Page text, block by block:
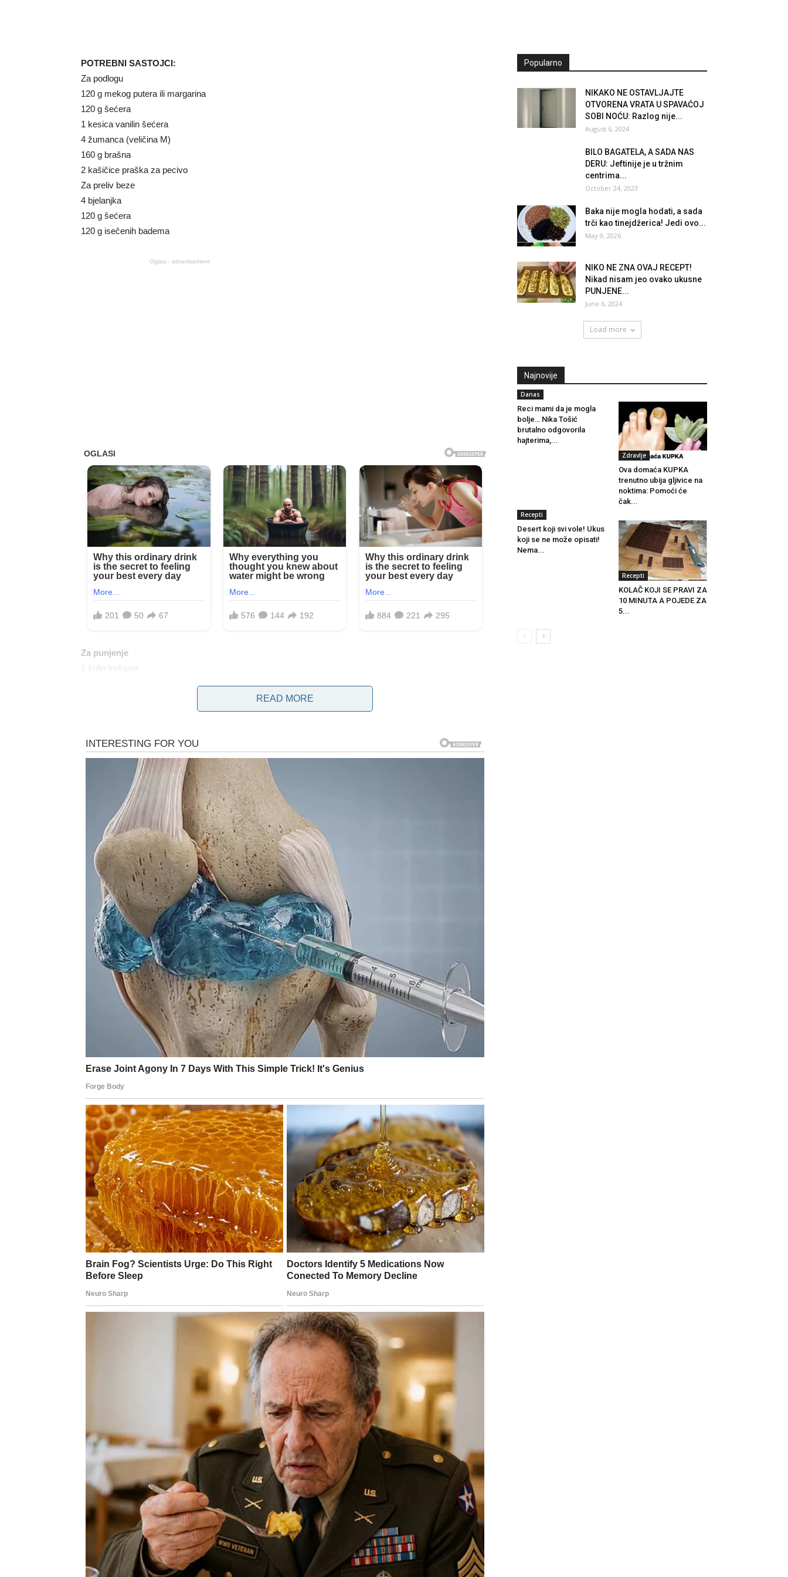
POTREBNI SASTOJCI:
Za podlogu
120 g mekog putera ili margarina
120 g šećera
1 kesica vanilin šećera
4 žumanca (veličina M)
160 g brašna
2 kašičice praška za pecivo
Za preliv beze
4 bjelanjka
120 g šećera
120 g isečenih badema
Oglasi - advertisement
Za punjenje
1 šolja trešanja
2 vrećice Dr. Oetker Paradise krema od vanilije
2 šolje kreme
2 kesice vanilin šećera
2 kesice kreme za učvršćivanje
NAČIN PRIPREME:
Prvo ocijedite višnje
Priprema mješovite matrice
Prvo umutite meki puter ili margarin sa šećerom dok ne postane pjenasto.
Zatim razdvojite jaja i stavite žumanca u manju činiju, a dva bjelanjka u dvije male činije
Sada postepeno dodajte žumanca u mešavinu putera i šećera.
Zatim umiješajte brašno sa praškom za pecivo, pospite kremom i dobro promiješajte
Na vrh rasporedite polovinu (60 g) narezanih badema. stavi
Stavite pleh u rernu i pecite podlogu oko 1 minut. 160 stepeni (vrući vazduh) 30-35 minuta
Sada ga izvadite iz kalupa i stavite podlogu na rešetku obloženu papirom za pečenje da se ohladi.
Zatim napravite drugu podlogu na isti način kao i prvu i ostavite da se i ona ohladi
FIL:
Na podlogu rasporedite vrećicu kreme za učvršćivanje i na vrh stavite ocijeđene višnje.
Zatim pomiješajte kiselu pavlaku sa mlijekom i rajskim vrhnjem.
Ako je krema pregusta, dodajte još malo mlijeka
Sada premažite smjesu kreme od vanile preko višanja
Sada umutite kremu sa vanilin šećerom i pavlakom da se krema stisne i premažite kremom i kremom od
vanilije
Zatim ga postavite na drugi sprat.
READ MORE
Popularno
NIKAKO NE OSTAVLJAJTE
OTVORENA VRATA U SPAVAĆOJ
SOBI NOĆU: Razlog nije...
August 6, 2024
BILO BAGATELA, A SADA NAS
DERU: Jeftinije je u tržnim
centrima...
October 24, 2023
Baka nije mogla hodati, a sada
trči kao tinejdžerica! Jedi ovo...
May 9, 2026
NIKO NE ZNA OVAJ RECEPT!
Nikad nisam jeo ovako ukusne
PUNJENE...
June 6, 2024
Load more
Najnovije
Danas
Reci mami da je mogla
bolje… Nika Tošić
brutalno odgovorila
hajterima,...
Zdravlje
Ova domaća KUPKA
trenutno ubija gljivice na
noktima: Pomoći će
čak...
Recepti
Desert koji svi vole! Ukus
koji se ne može opisati!
Nema...
Recepti
KOLAČ KOJI SE PRAVI ZA
10 MINUTA A POJEDE ZA
5...